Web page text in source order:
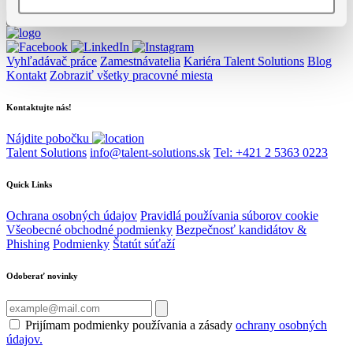
Vyhľadávač práce Zamestnávatelia Kariéra Talent Solutions Blog
Kontakt Zobraziť všetky pracovné miesta
Kontaktujte nás!
Nájdite pobočku
Talent Solutions info@talent-solutions.sk Tel: +421 2 5363 0223
Quick Links
Ochrana osobných údajov Pravidlá používania súborov cookie
Všeobecné obchodné podmienky Bezpečnosť kandidátov &
Phishing Podmienky Štatút súťaží
Odoberať novinky
Prijímam podmienky používania a zásady ochrany osobných
údajov.